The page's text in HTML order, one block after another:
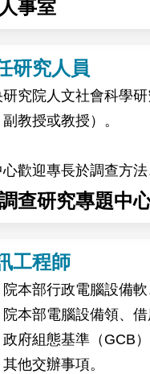
人事室
研究人員
研究院人文社會科學
教授或教授）。
歡迎專長於調查方
查研究專題中
工程師
本部行政電腦設備
本部電腦設備領、借
府組態基準（GCB
其他交辦事項。